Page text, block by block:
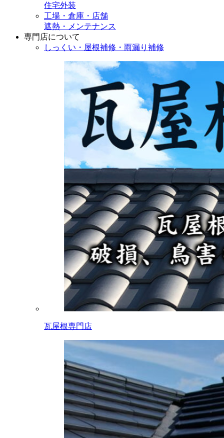
住宅外装
工場・倉庫・店舗
遮熱・メンテナンス
専門店について
しっくい・屋根補修・雨漏り補修
瓦屋根専門店